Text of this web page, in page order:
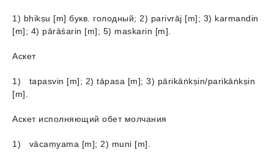
1) bhikṣu [m] букв. голодный; 2) parivrāj [m]; 3) karmandin
[m]; 4) pārāśarin [m]; 5) maskarin [m].
Аскет
1) tapasvin [m]; 2) tāpasa [m]; 3) pārikāṅkṣin/pаrikāṅkṣin
[m].
Аскет исполняющий обет молчания
1) vācaṃyamа [m]; 2) muni [m].